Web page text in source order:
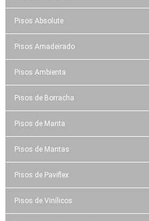
Pisos Absolute
Pisos Amadeirado
Pisos Ambienta
Pisos de Borracha
Pisos de Manta
Pisos de Mantas
Pisos de Paviflex
Pisos de Vinílicos